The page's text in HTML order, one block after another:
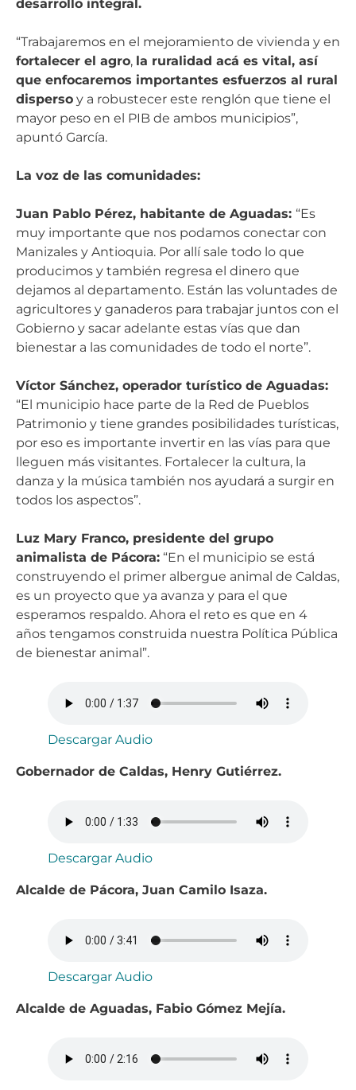
desarrollo integral.
“Trabajaremos en el mejoramiento de vivienda y en
fortalecer el agro, la ruralidad acá es vital, así
que enfocaremos importantes esfuerzos al rural
disperso y a robustecer este renglón que tiene el
mayor peso en el PIB de ambos municipios”,
apuntó García.
La voz de las comunidades:
Juan Pablo Pérez, habitante de Aguadas: “Es
muy importante que nos podamos conectar con
Manizales y Antioquia. Por allí sale todo lo que
producimos y también regresa el dinero que
dejamos al departamento. Están las voluntades de
agricultores y ganaderos para trabajar juntos con el
Gobierno y sacar adelante estas vías que dan
bienestar a las comunidades de todo el norte”.
Víctor Sánchez, operador turístico de Aguadas:
“El municipio hace parte de la Red de Pueblos
Patrimonio y tiene grandes posibilidades turísticas,
por eso es importante invertir en las vías para que
lleguen más visitantes. Fortalecer la cultura, la
danza y la música también nos ayudará a surgir en
todos los aspectos”.
Luz Mary Franco, presidente del grupo
animalista de Pácora: “En el municipio se está
construyendo el primer albergue animal de Caldas,
es un proyecto que ya avanza y para el que
esperamos respaldo. Ahora el reto es que en 4
años tengamos construida nuestra Política Pública
de bienestar animal”.
Descargar Audio
Gobernador de Caldas, Henry Gutiérrez.
Descargar Audio
Alcalde de Pácora, Juan Camilo Isaza.
Descargar Audio
Alcalde de Aguadas, Fabio Gómez Mejía.